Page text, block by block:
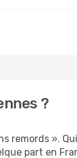
?
remords ».
part en